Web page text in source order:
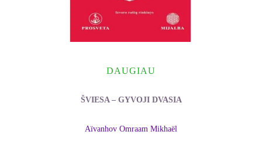
DAUGIAU
ŠVIESA – GYVOJI DVASIA
Aïvanhov Omraam Mikhaël